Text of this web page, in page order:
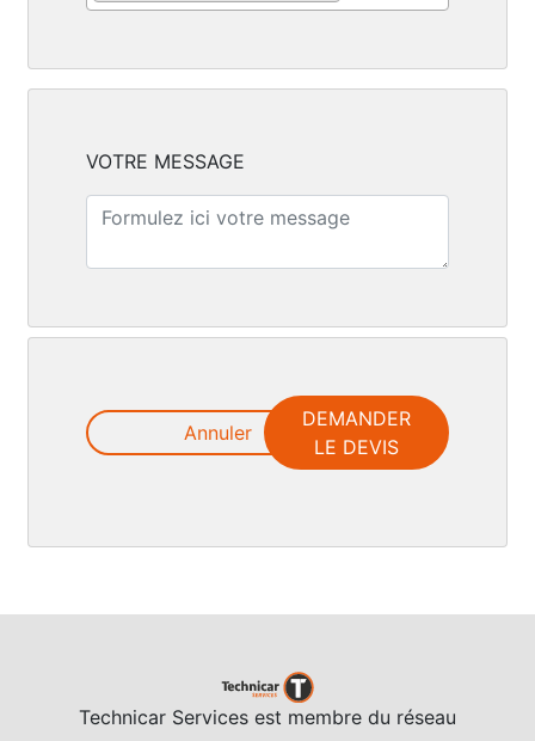
VOTRE MESSAGE
Annuler
DEMANDER
LE DEVIS
Technicar Services est membre du réseau